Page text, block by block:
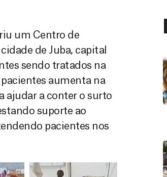
um Centro de
de Juba, capital
sendo tratados na
aumenta na
ajudar a conter o surto
suporte ao
pacientes nos